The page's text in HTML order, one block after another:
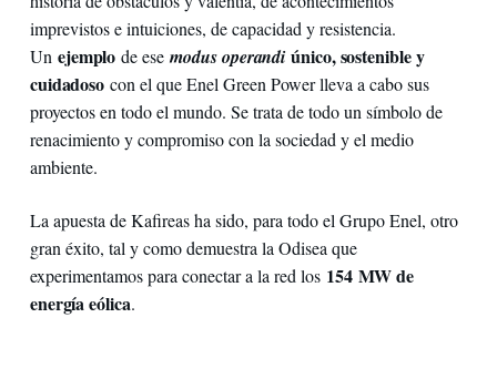
imprevistos e intuiciones, de capacidad y resistencia.
Un ejemplo de esemodus operandi único, sostenible y
cuidadoso con el que Enel Green Power lleva a cabo sus
proyectos en todo el mundo. Se trata de todo un símbolo de
renacimiento y compromiso con la sociedad y el medio
ambiente.
La apuesta de Kafireas ha sido, para todo el Grupo Enel, otro
gran éxito, tal y como demuestra la Odisea que
experimentamos para conectar a la red los 154 MW de
energía eólica.